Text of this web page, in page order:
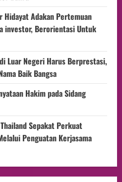
Hidayat Adakan Pertemuan
investor, Berorientasi Untuk
Luar Negeri Harus Berprestasi,
Baik Bangsa
Hakim pada Sidang
Sepakat Perkuat
Penguatan Kerjasama